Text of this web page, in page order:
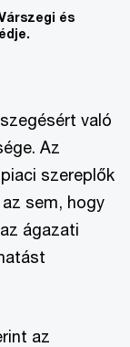
és
való
Az
szereplők
sem, hogy
ágazati
az